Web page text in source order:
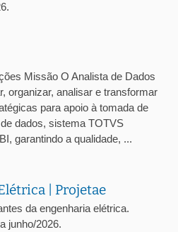
Missão O Analista de Dados
organizar, analisar e transformar
para apoio à tomada de
dados, sistema TOTVS
garantindo a qualidade, ...
| Projetae
da engenharia elétrica.
junho/2026.